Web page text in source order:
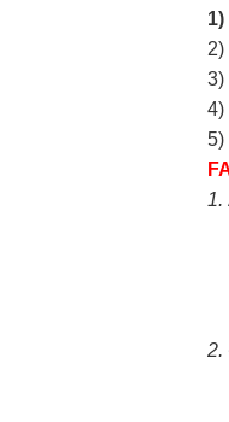
1)
2)
3)
4)
5)
1.
2.